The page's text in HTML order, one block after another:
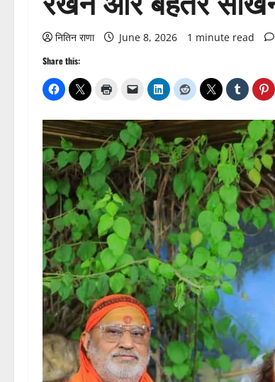
नितिन राणा June 8, 2026 1 minute read
Share this: